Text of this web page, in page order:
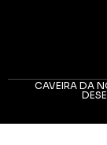
CAVEIRA DA